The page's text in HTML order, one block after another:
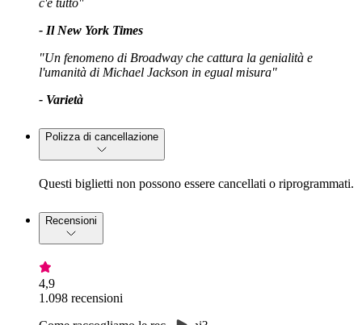
c'è tutto"
- Il New York Times
"Un fenomeno di Broadway che cattura la genialità e
l'umanità di Michael Jackson in egual misura"
- Varietà
Polizza di cancellazione
Questi biglietti non possono essere cancellati o riprogrammati.
Recensioni
4,9
1.098 recensioni